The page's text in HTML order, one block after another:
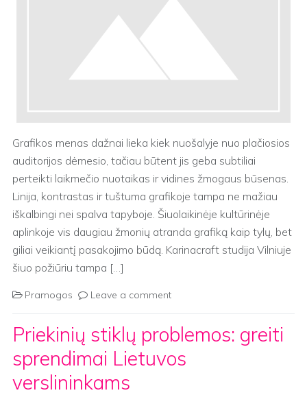
Grafikos menas dažnai lieka kiek nuošalyje nuo plačiosios
auditorijos dėmesio, tačiau būtent jis geba subtiliai
perteikti laikmečio nuotaikas ir vidines žmogaus būsenas.
Linija, kontrastas ir tuštuma grafikoje tampa ne mažiau
iškalbingi nei spalva tapyboje. Šiuolaikinėje kultūrinėje
aplinkoje vis daugiau žmonių atranda grafiką kaip tylų, bet
giliai veikiantį pasakojimo būdą. Karinacraft studija Vilniuje
šiuo požiūriu tampa […]
Pramogos Leave a comment
Priekinių stiklų problemos: greiti
sprendimai Lietuvos
verslininkams